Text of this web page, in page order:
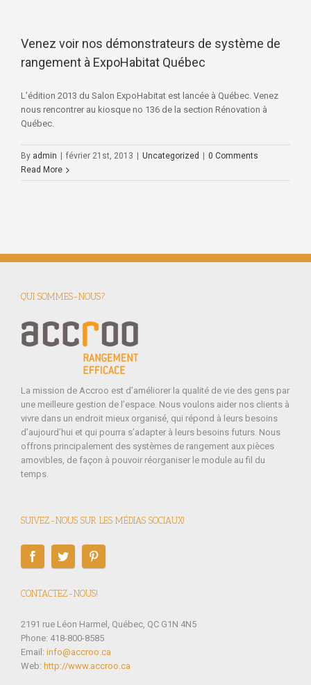
Venez voir nos démonstrateurs de système de
rangement à ExpoHabitat Québec
L’édition 2013 du Salon ExpoHabitat est lancée à Québec. Venez
nous rencontrer au kiosque no 136 de la section Rénovation à
Québec.
By admin février 21st, 2013 Uncategorized
0 Comments
Read More
QUI SOMMES-NOUS?
La mission de Accroo est d’améliorer la qualité de vie des gens par
une meilleure gestion de l’espace. Nous voulons aider nos clients à
vivre dans un endroit mieux organisé, qui répond à leurs besoins
d’aujourd’hui et qui pourra s’adapter à leurs besoins futurs. Nous
offrons principalement des systèmes de rangement aux pièces
amovibles, de façon à pouvoir réorganiser le module au fil du
temps.
SUIVEZ-NOUS SUR LES MÉDIAS SOCIAUX!
CONTACTEZ-NOUS!
2191 rue Léon Harmel, Québec, QC G1N 4N5
Phone: 418-800-8585
Email: info@accroo.ca
Web: http://www.accroo.ca